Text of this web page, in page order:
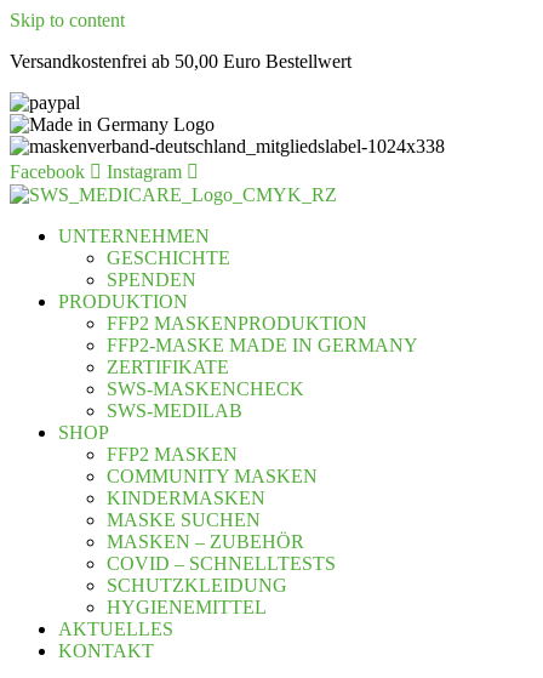
Skip to content
Versandkostenfrei ab 50,00 Euro Bestellwert
Facebook Instagram
UNTERNEHMEN
GESCHICHTE
SPENDEN
PRODUKTION
FFP2 MASKENPRODUKTION
FFP2-MASKE MADE IN GERMANY
ZERTIFIKATE
SWS-MASKENCHECK
SWS-MEDILAB
SHOP
FFP2 MASKEN
COMMUNITY MASKEN
KINDERMASKEN
MASKE SUCHEN
MASKEN – ZUBEHÖR
COVID – SCHNELLTESTS
SCHUTZKLEIDUNG
HYGIENEMITTEL
AKTUELLES
KONTAKT